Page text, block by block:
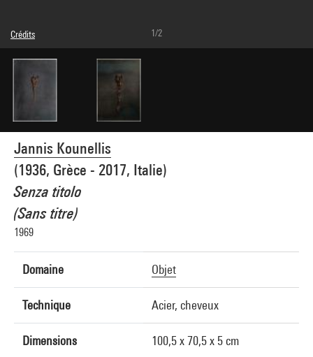
Jannis Kounellis
(1936, Grèce - 2017, Italie)
Senza titolo
(Sans titre)
1969
Domaine Objet
Technique Acier, cheveux
Dimensions 100,5 x 70,5 x 5 cm
Crédits
© Adagp, Paris
Crédit photographique : Centre Pompidou, MNAM-CCI/Philippe Migeat/Dist.
GrandPalaisRmn
Réf. image : 4N87768
GrandPalaisRmnPhoto
1/2